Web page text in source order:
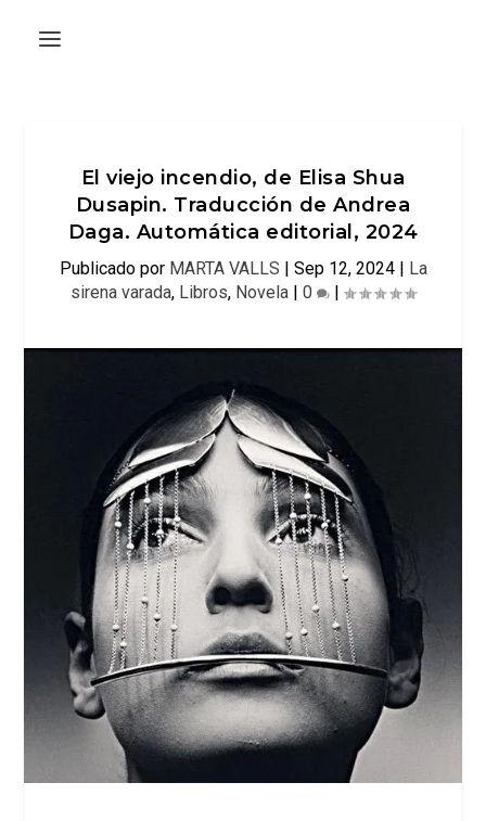
El viejo incendio, de Elisa Shua
Dusapin. Traducción de Andrea
Daga. Automática editorial, 2024
Publicado por MARTA VALLS | Sep 12, 2024| La
sirena varada, Libros, Novela | 0 |